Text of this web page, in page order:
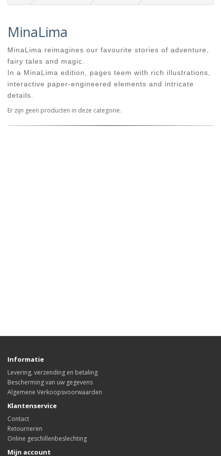
MinaLima
MinaLima reimagines our favourite stories of adventure,
fairy tales and magic.
In a MinaLima edition, pages teem with rich illustrations,
interactive paper-engineered elements and intricate
details.
Er zijn geen producten in deze categorie.
Informatie
Levering, verzending en betaling
Bescherming van uw gegevens
Algemene Verkoopsvoorwaarden
Klantenservice
Contact
Retourneren
Online geschillenbeslechting
Mijn account